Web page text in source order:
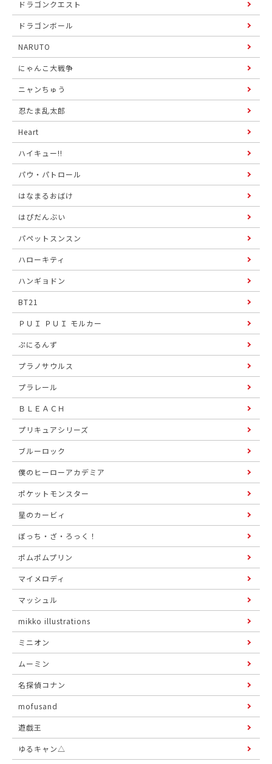
ドラゴンクエスト
ドラゴンボール
NARUTO
にゃんこ大戦争
ニャンちゅう
忍たま乱太郎
Heart
ハイキュー!!
パウ・パトロール
はなまるおばけ
はぴだんぶい
パペットスンスン
ハローキティ
ハンギョドン
BT21
ＰＵＩ ＰＵＩ モルカー
ぷにるんず
プラノサウルス
プラレール
ＢＬＥＡＣＨ
プリキュアシリーズ
ブルーロック
僕のヒーローアカデミア
ポケットモンスター
星のカービィ
ぼっち・ざ・ろっく！
ポムポムプリン
マイメロディ
マッシュル
mikko illustrations
ミニオン
ムーミン
名探偵コナン
mofusand
遊戯王
ゆるキャン△